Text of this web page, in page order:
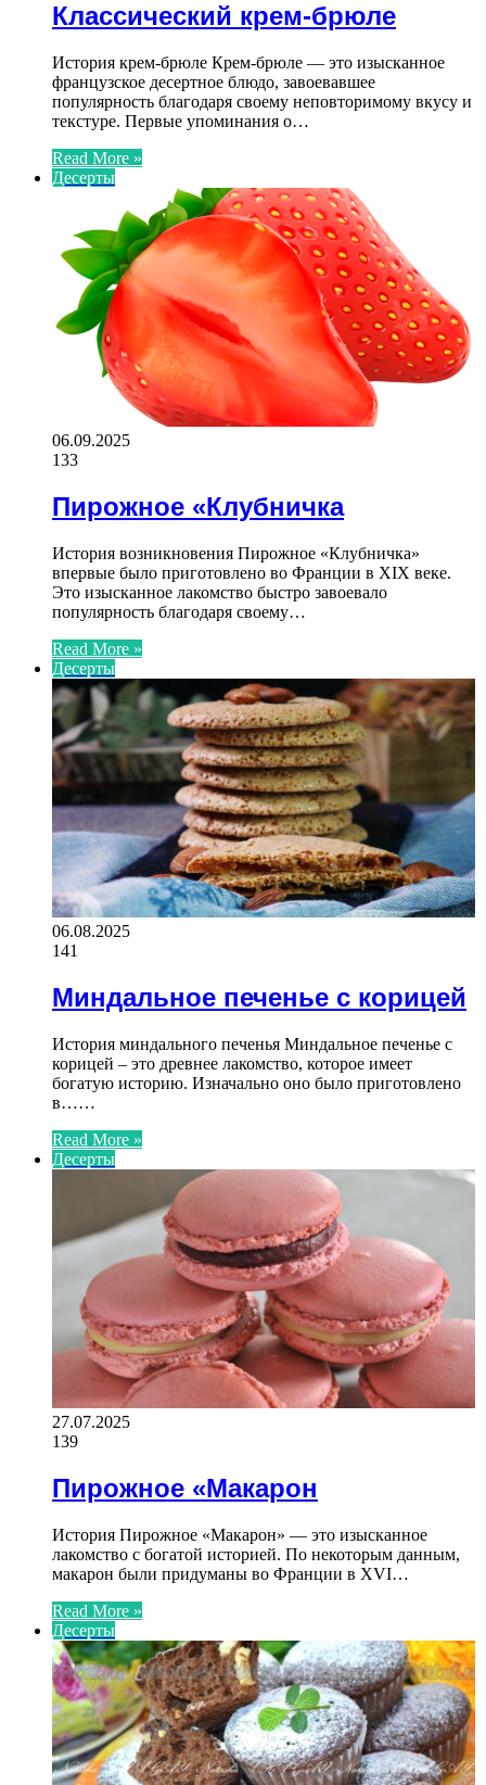
Классический крем-брюле
История крем-брюле Крем-брюле — это изысканное
французское десертное блюдо, завоевавшее
популярность благодаря своему неповторимому вкусу и
текстуре. Первые упоминания о…
Read More »
Десерты
06.09.2025
133
Пирожное «Клубничка
История возникновения Пирожное «Клубничка»
впервые было приготовлено во Франции в XIX веке.
Это изысканное лакомство быстро завоевало
популярность благодаря своему…
Read More »
Десерты
06.08.2025
141
Миндальное печенье с корицей
История миндального печенья Миндальное печенье с
корицей – это древнее лакомство, которое имеет
богатую историю. Изначально оно было приготовлено
в……
Read More »
Десерты
27.07.2025
139
Пирожное «Макарон
История Пирожное «Макарон» — это изысканное
лакомство с богатой историей. По некоторым данным,
макарон были придуманы во Франции в XVI…
Read More »
Десерты